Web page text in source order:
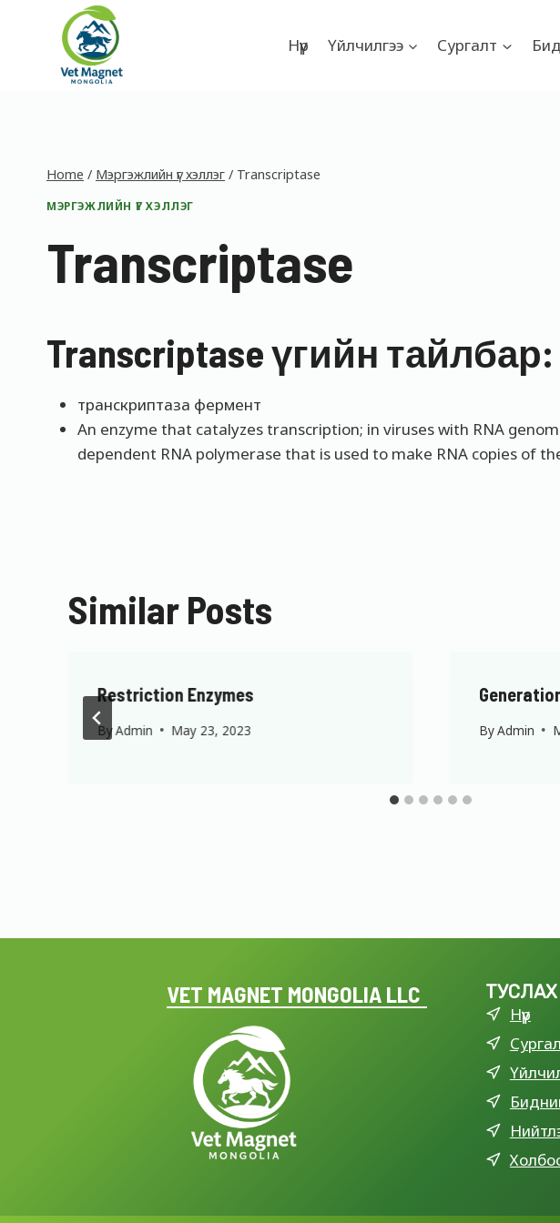
Нүүр Үйлчилгээ Сургалт
Home / Мэргэжлийн үг хэллэг / Transcriptase
МЭРГЭЖЛИЙН ҮГ ХЭЛЛЭГ
Transcriptase
Transcriptase үгийн тайлбар:
транскриптаза фермент
An enzyme that catalyzes transcription; in viruses with RNA
dependent RNA polymerase that is used to make RNA copies of
Similar Posts
Restriction Enzymes
ByAdmin May 23, 2023 ByAdmin
VET MAGNET MONGOLIA LLC
Нүүр